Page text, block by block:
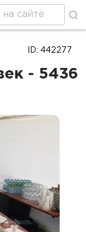
- 5436
ID: 442277